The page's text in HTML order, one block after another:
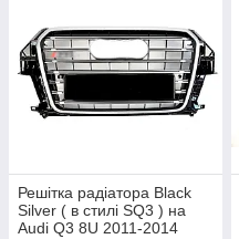
Решітка радіатора Black
Silver ( в стилі SQ3 ) на
Audi Q3 8U 2011-2014